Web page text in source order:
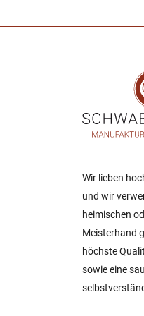
Wir lieben
und wir
heimischen
Meisterhand
höchste
sowie eine